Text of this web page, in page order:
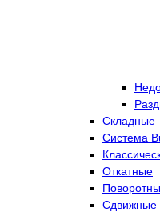
Складные
Cистема
Откатные
Сдвижные